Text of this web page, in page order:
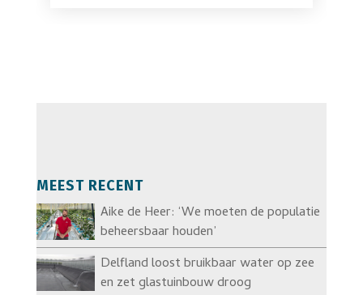
MEEST RECENT
Aike de Heer: ‘We moeten de populatie
beheersbaar houden’
Delfland loost bruikbaar water op zee
en zet glastuinbouw droog